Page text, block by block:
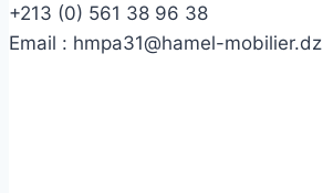
+213 (0) 561 38 96 38
Email : hmpa31@hamel-mobilier.dz